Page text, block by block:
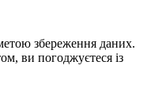
збереження даних.
ви погоджуєтеся із